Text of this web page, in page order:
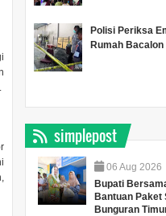
Polisi Periksa
Rumah
simplepost
06 Aug 2026
Bupati
Bantuan Paket
Bunguran